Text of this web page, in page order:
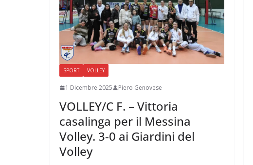
SPORT VOLLEY
1 Dicembre 2025 Piero Genovese
VOLLEY/C F. – Vittoria
casalinga per il Messina
Volley. 3-0 ai Giardini del
Volley